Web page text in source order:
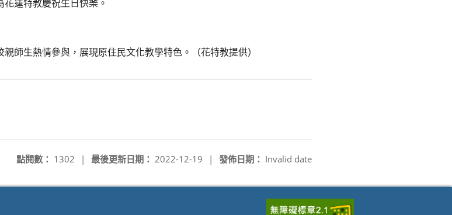
蓮特教慶祝生日快樂。
師生熱情參與，展現原住民文化教學特色。（花特教提供）
發佈日期： Invalid date
最後更新日期： 2022-12-19 |
點閱數： 1302 |